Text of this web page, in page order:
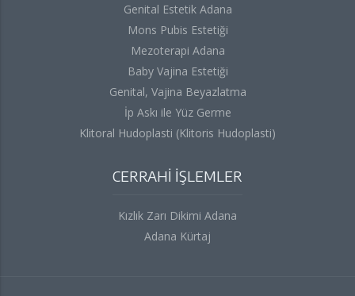
Genital Estetik Adana
Mons Pubis Estetiği
Mezoterapi Adana
Baby Vajina Estetiği
Genital, Vajina Beyazlatma
İp Askı ile Yüz Germe
Klitoral Hudoplasti (Klitoris Hudoplasti)
CERRAHİ İŞLEMLER
Kızlık Zarı Dikimi Adana
Adana Kürtaj